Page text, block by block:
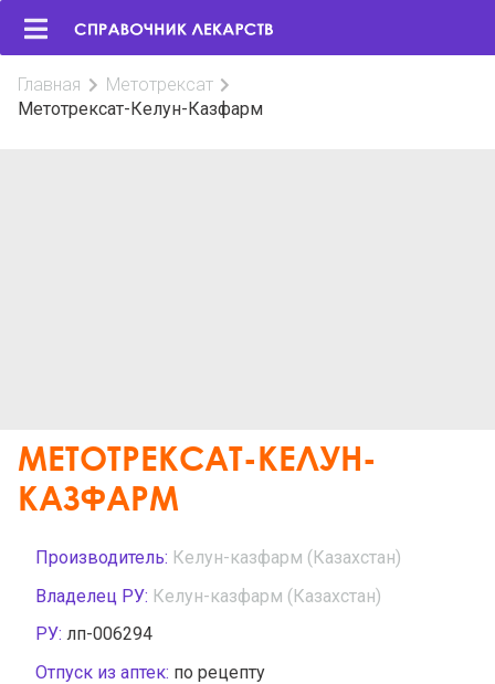
Главная
Метотрексат
Метотрексат-Келун-Казфарм
МЕТОТРЕКСАТ-КЕЛУН-
КАЗФАРМ
Производитель: Келун-казфарм (Казахстан)
Владелец РУ: Келун-казфарм (Казахстан)
РУ: лп-006294
Отпуск из аптек: по рецепту